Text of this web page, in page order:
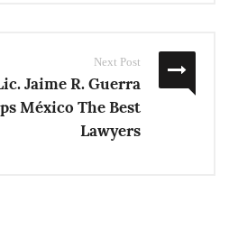
Next Post
Jaime R. Guerra
México The Best
Lawyers